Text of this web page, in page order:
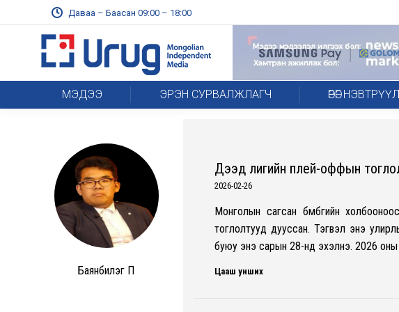
Даваа – Баасан 09:00 – 18:00
МЭДЭЭ ЭРЭН СУРВАЛЖЛАГЧ ӨРӨГ
Баянбилэг П
Дээд лигийн плей-оффын
2026-02-26
Монголын сагсан бөмбөгийн
тоглолтууд дууссан. Тэгвэл энэ
буюу энэ сарын 28-нд эхэлнэ. 2026
Цааш унших